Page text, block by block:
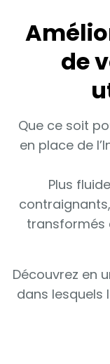
de
Que ce soit
en place de
Plus
transformés
Découvrez en
dans lesquels